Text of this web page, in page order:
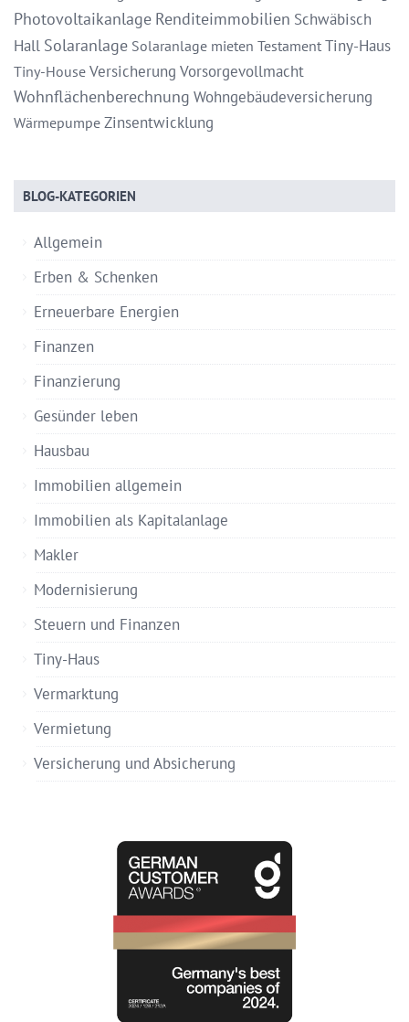
Photovoltaikanlage Renditeimmobilien Schwäbisch
Hall Solaranlage Solaranlage mieten TestamentTiny-Haus
Tiny-HouseVersicherung Vorsorgevollmacht
Wohnflächenberechnung Wohngebäudeversicherung
WärmepumpeZinsentwicklung
BLOG-KATEGORIEN
Allgemein
Erben & Schenken
Erneuerbare Energien
Finanzen
Finanzierung
Gesünder leben
Hausbau
Immobilien allgemein
Immobilien als Kapitalanlage
Makler
Modernisierung
Steuern und Finanzen
Tiny-Haus
Vermarktung
Vermietung
Versicherung und Absicherung